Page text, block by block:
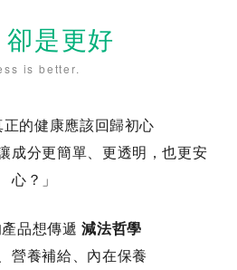
卻是更好
is better.
的健康應該回歸初心
成分更簡單、更透明，也更安
心？」
品想傳遞減法哲學
營養補給、內在保養